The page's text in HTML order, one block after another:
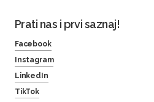
Prati nas i prvi saznaj!
Facebook
Instagram
LinkedIn
TikTok